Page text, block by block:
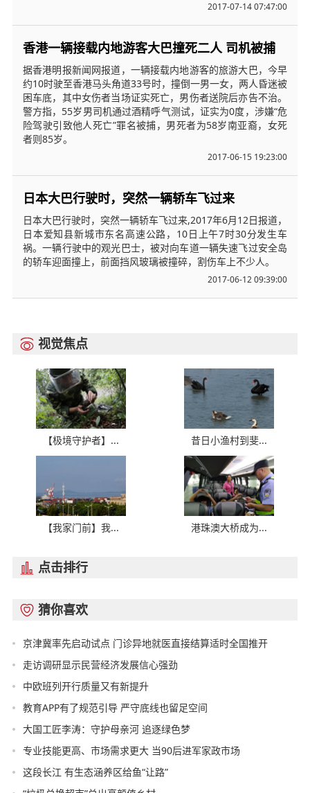
2017-07-14 07:47:00
香港一辆接载内地游客大巴撞死二人 司机被捕
据香港明报新闻网报道，一辆接载内地游客的旅游大巴，今早
约10时驶至香港马头角道33号时，撞倒一男一女，两人昏迷被
困车底，其中女伤者当场证实死亡，男伤者送院后亦告不治。
警方指，55岁男司机通过酒精呼气测试，证实为0度，涉嫌“危
险驾驶引致他人死亡”罪名被捕，男死者为58岁南亚裔，女死
者则85岁。
2017-06-15 19:23:00
日本大巴行驶时，突然一辆轿车飞过来
日本大巴行驶时，突然一辆轿车飞过来,2017年6月12日报道，
日本爱知县新城市东名高速公路，10日上午7时30分发生车
祸。一辆行驶中的观光巴士，被对向车道一辆失速飞过安全岛
的轿车迎面撞上，前面挡风玻璃被撞碎，割伤车上不少人。
2017-06-12 09:39:00
 视觉焦点
【极境守护者】... 昔日小渔村到斐...
【我家门前】我... 港珠澳大桥成为...
 点击排行
 猜你喜欢
京津冀率先启动试点 门诊异地就医直接结算适时全国推开
走访调研显示民营经济发展信心强劲
中欧班列开行质量又有新提升
教育APP有了规范引导 严守底线也留足空间
大国工匠李涛：守护母亲河 追逐绿色梦
专业技能更高、市场需求更大 当90后进军家政市场
这段长江 有生态涵养区给鱼“让路”